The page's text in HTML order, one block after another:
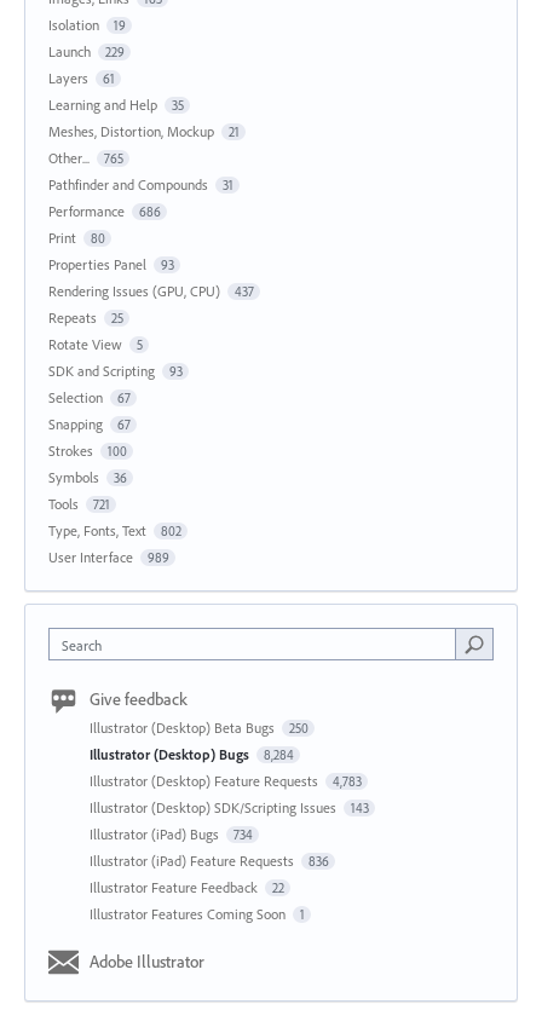
Isolation 19
Launch 229
Layers 61
Learning and Help 35
Meshes, Distortion, Mockup 21
Other... 765
Pathfinder and Compounds 31
Performance 686
Print 80
Properties Panel 93
Rendering Issues (GPU, CPU) 437
Repeats 25
Rotate View 5
SDK and Scripting 93
Selection 67
Snapping 67
Strokes 100
Symbols 36
Tools 721
Type, Fonts, Text 802
User Interface 989
Search
Give feedback
Illustrator (Desktop) Beta Bugs 250
Illustrator (Desktop) Bugs 8,284
Illustrator (Desktop) Feature Requests 4,783
Illustrator (Desktop) SDK/Scripting Issues 143
Illustrator (iPad) Bugs 734
Illustrator (iPad) Feature Requests 836
Illustrator Feature Feedback 22
Illustrator Features Coming Soon 1
Adobe Illustrator